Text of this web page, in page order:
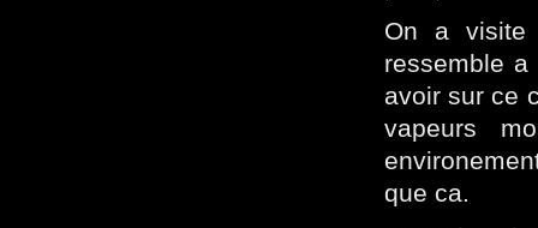
On a visite
ressemble
avoir sur ce
vapeurs
que ca.